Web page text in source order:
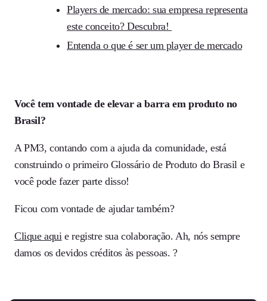
Players de mercado: sua empresa representa
este conceito? Descubra!
Entenda o que é ser um player de mercado
Você tem vontade de elevar a barra em produto no
Brasil?
A PM3, contando com a ajuda da comunidade, está
construindo o primeiro Glossário de Produto do Brasil e
você pode fazer parte disso!
Ficou com vontade de ajudar também?
Clique aqui e registre sua colaboração. Ah, nós sempre
damos os devidos créditos às pessoas. ?